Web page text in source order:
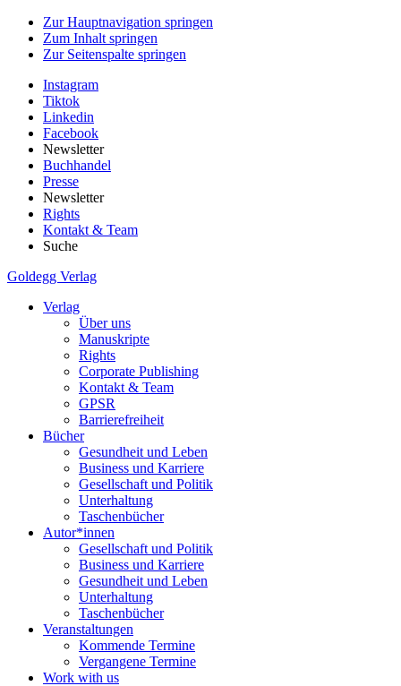
Zur Hauptnavigation springen
Zum Inhalt springen
Zur Seitenspalte springen
Instagram
Tiktok
Linkedin
Facebook
Newsletter
Buchhandel
Presse
Newsletter
Rights
Kontakt & Team
Suche
Goldegg Verlag
Verlag
Über uns
Manuskripte
Rights
Corporate Publishing
Kontakt & Team
GPSR
Barrierefreiheit
Bücher
Gesundheit und Leben
Business und Karriere
Gesellschaft und Politik
Unterhaltung
Taschenbücher
Autor*innen
Gesellschaft und Politik
Business und Karriere
Gesundheit und Leben
Unterhaltung
Taschenbücher
Veranstaltungen
Kommende Termine
Vergangene Termine
Work with us